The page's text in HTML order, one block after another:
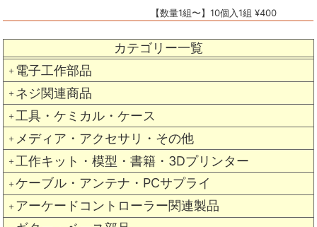
カテゴリー一覧
＋ 電子工作部品
＋ ネジ関連商品
＋ 工具・ケミカル・ケース
＋ メディア・アクセサリ・その他
＋ 工作キット・模型・書籍・3Dプリンター
＋ ケーブル・アンテナ・PCサプライ
＋ アーケードコントローラー関連製品
【数量1組〜】10個入1組 ¥400